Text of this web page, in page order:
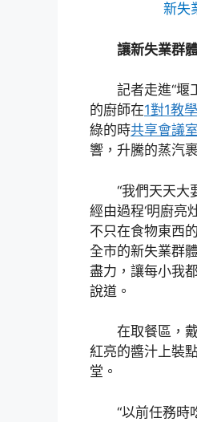
新失
讓新失業群
記者走進“堰
的廚師在1對1教學
綠的時共享會議室
響，升騰的蒸汽
“我們天天大
經由過程‘明廚亮
不只在食物東西
全市的新失業群
盡力，讓每小我
說道。
在取餐區，
紅亮的醬汁上裝
堂。
“以前任務時